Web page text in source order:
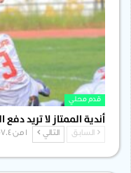
قدم محلي
أندية الممتاز لا تريد
السابق التالي